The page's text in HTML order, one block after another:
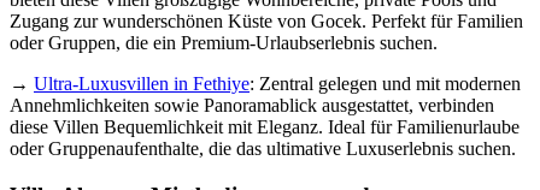
Zugang zur wunderschönen Küste von Gocek. Perfekt für Familien
oder Gruppen, die ein Premium-Urlaubserlebnis suchen.
→ Ultra-Luxusvillen in Fethiye: Zentral gelegen und mit modernen
Annehmlichkeiten sowie Panoramablick ausgestattet, verbinden
diese Villen Bequemlichkeit mit Eleganz. Ideal für Familienurlaube
oder Gruppenaufenthalte, die das ultimative Luxuserlebnis suchen.